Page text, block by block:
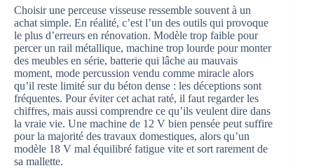
Choisir une perceuse visseuse ressemble souvent à un
achat simple. En réalité, c’est l’un des outils qui provoque
le plus d’erreurs en rénovation. Modèle trop faible pour
percer un rail métallique, machine trop lourde pour monter
des meubles en série, batterie qui lâche au mauvais
moment, mode percussion vendu comme miracle alors
qu’il reste limité sur du béton dense : les déceptions sont
fréquentes. Pour éviter cet achat raté, il faut regarder les
chiffres, mais aussi comprendre ce qu’ils veulent dire dans
la vraie vie. Une machine de 12 V bien pensée peut suffire
pour la majorité des travaux domestiques, alors qu’un
modèle 18 V mal équilibré fatigue vite et sort rarement de
sa mallette.